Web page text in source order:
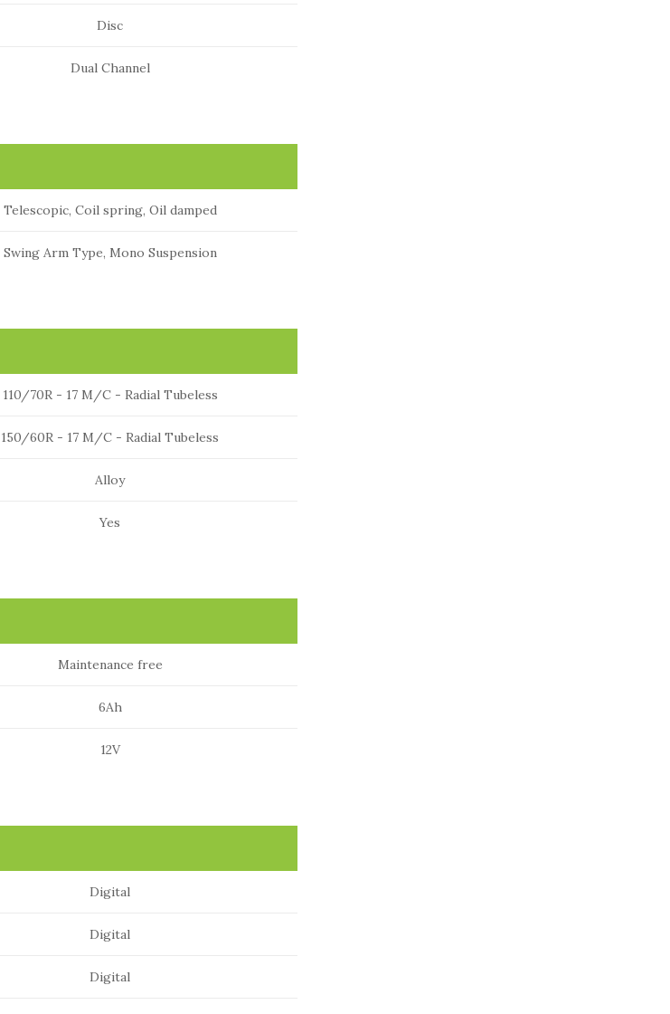
Disc
Dual Channel
Telescopic, Coil spring, Oil damped
Swing Arm Type, Mono Suspension
110/70R - 17 M/C - Radial Tubeless
150/60R - 17 M/C - Radial Tubeless
Alloy
Yes
Maintenance free
6Ah
12V
Digital
Digital
Digital